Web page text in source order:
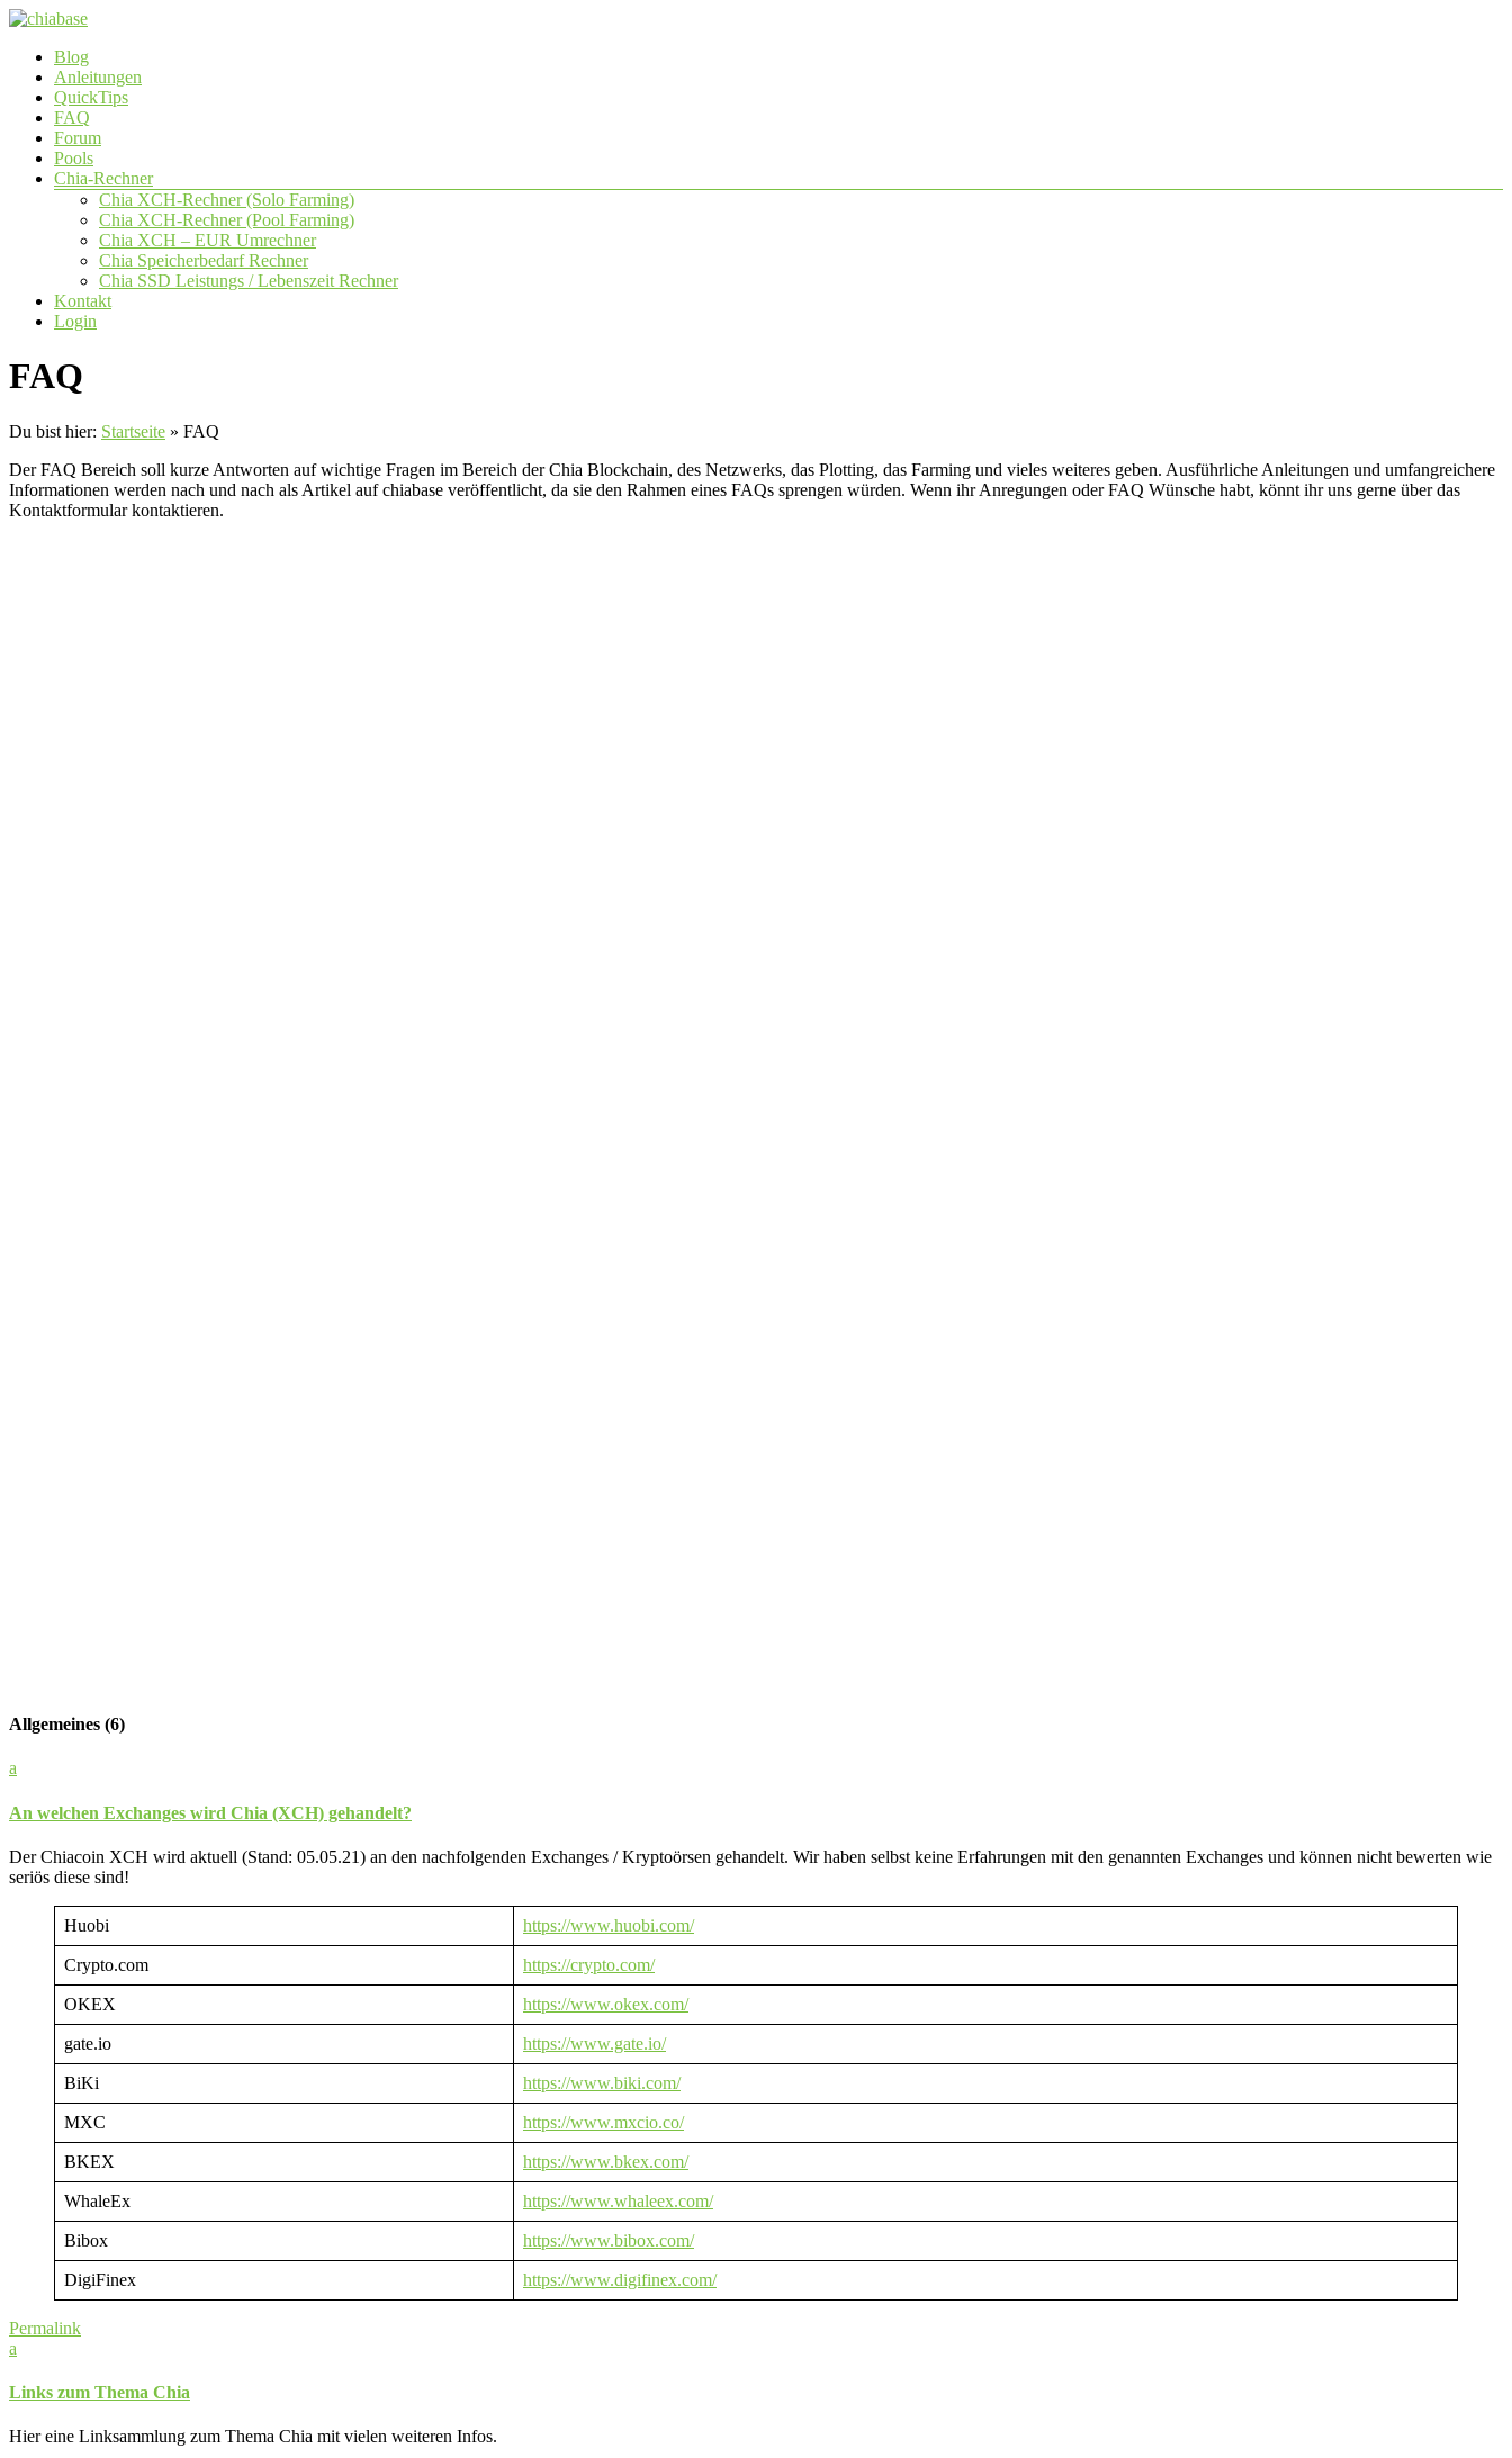
Zum
springen
chiabase
CHIA
Info-
Community
Seite
Menü
Blog
Anleitungen
QuickTips
FAQ
Forum
Pools
Chia-Rechner
Chia XCH-Rechner (Solo Farming)
Chia XCH-Rechner (Pool Farming)
Chia XCH – EUR Umrechner
Chia Speicherbedarf Rechner
Chia SSD Leistungs / Lebenszeit Rechner
Kontakt
Login
FAQ
Du bist hier: Startseite » FAQ
Der FAQ Bereich soll kurze Antworten auf wichtige Fragen im Bereich der Chia Blockchain, des Netzwerks, das Plotting, das Farming und vieles weiteres geben. Ausführliche Anleitungen und umfangreichere
Informationen werden nach und nach als Artikel auf chiabase veröffentlicht, da sie den Rahmen eines FAQs sprengen würden. Wenn ihr Anregungen oder FAQ Wünsche habt, könnt ihr uns gerne über das
Kontaktformular kontaktieren.
Allgemeines (6)
a
An welchen Exchanges wird Chia (XCH) gehandelt?
Der Chiacoin XCH wird aktuell (Stand: 05.05.21) an den nachfolgenden Exchanges / Kryptoörsen gehandelt. Wir haben selbst keine Erfahrungen mit den genannten Exchanges und können nicht bewerten wie
seriös diese sind!
Huobi https://www.huobi.com/
Crypto.com https://crypto.com/
OKEX https://www.okex.com/
gate.io https://www.gate.io/
BiKi https://www.biki.com/
MXC https://www.mxcio.co/
BKEX https://www.bkex.com/
WhaleEx https://www.whaleex.com/
Bibox https://www.bibox.com/
DigiFinex https://www.digifinex.com/
Permalink
a
Links zum Thema Chia
Hier eine Linksammlung zum Thema Chia mit vielen weiteren Infos.